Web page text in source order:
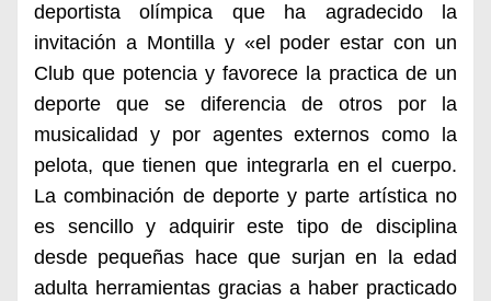
deportista olímpica que ha agradecido la
invitación a Montilla y «el poder estar con un
Club que potencia y favorece la practica de un
deporte que se diferencia de otros por la
musicalidad y por agentes externos como la
pelota, que tienen que integrarla en el cuerpo.
La combinación de deporte y parte artística no
es sencillo y adquirir este tipo de disciplina
desde pequeñas hace que surjan en la edad
adulta herramientas gracias a haber practicado